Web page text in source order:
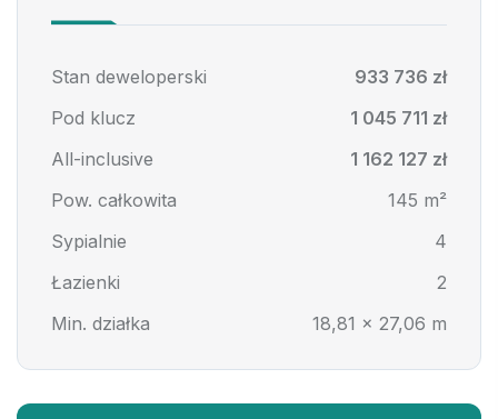
Stan deweloperski
933 736 zł
Pod klucz
1 045 711 zł
All-inclusive
1 162 127 zł
Pow. całkowita
145 m²
Sypialnie
4
Łazienki
2
Min. działka
18,81 x 27,06 m